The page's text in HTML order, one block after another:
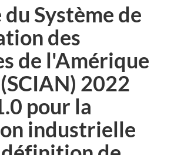
Système de
des
de l'Amérique
2022
pour la
industrielle